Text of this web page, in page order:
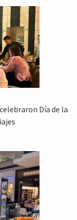
Día de la